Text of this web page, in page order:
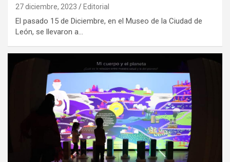
27 diciembre, 2023 Editorial
El pasado 15 de Diciembre, en el Museo de la Ciudad de
León, se llevaron a…